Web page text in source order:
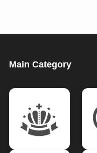
Main Category